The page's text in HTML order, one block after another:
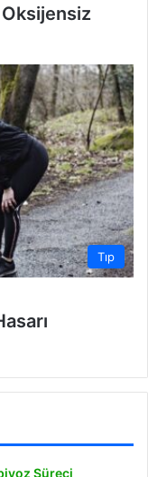
Tıp
Süreci